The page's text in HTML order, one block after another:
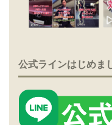
公式ラインはじめま